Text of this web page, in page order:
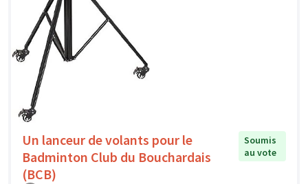
Un lanceur de volants pour le
Badminton Club du Bouchardais
(BCB)
Soumis
au vote